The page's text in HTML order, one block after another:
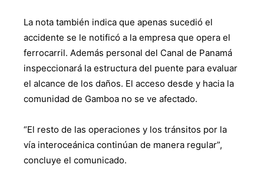
La nota también indica que apenas sucedió el
accidente se le notificó a la empresa que opera el
ferrocarril. Además personal del Canal de Panamá
inspeccionará la estructura del puente para evaluar
el alcance de los daños. El acceso desde y hacia la
comunidad de Gamboa no se ve afectado.
“El resto de las operaciones y los tránsitos por la
vía interoceánica continúan de manera regular”,
concluye el comunicado.